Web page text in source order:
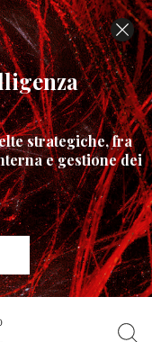
strategiche, fra
e gestione dei